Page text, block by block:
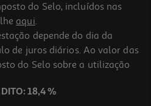
do Selo, incluídos nas
aqui.
depende do dia da
de juros diários. Ao valor das
do Selo sobre a utilização
18,4 %